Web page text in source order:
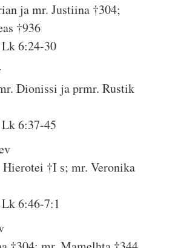
ja mr. Justiina †304;
†936
6:24-30
Dionissi ja prmr. Rustik
6:37-45
Hierotei †I s; mr. Veronika
6:46-7:1